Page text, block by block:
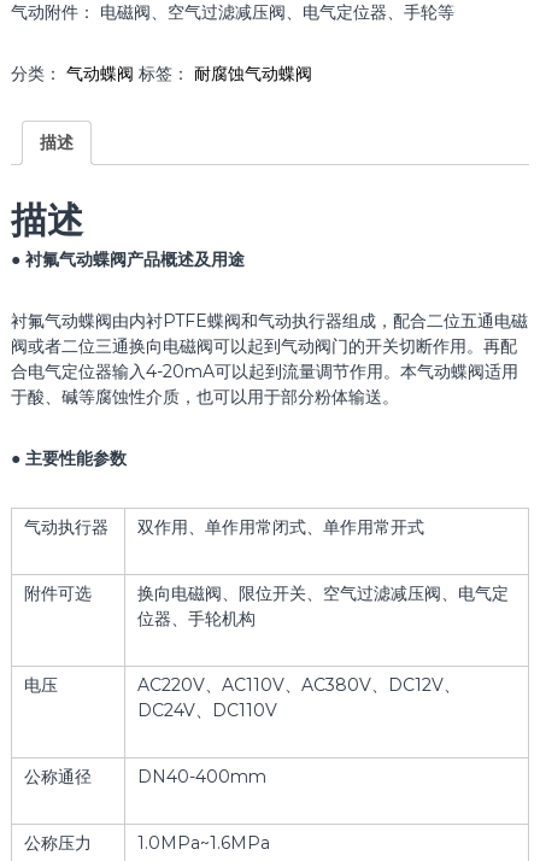
气动附件： 电磁阀、空气过滤减压阀、电气定位器、手轮等
分类： 气动蝶阀 标签： 耐腐蚀气动蝶阀
描述
描述
● 衬氟气动蝶阀产品概述及用途
衬氟气动蝶阀由内衬PTFE蝶阀和气动执行器组成，配合二位五通电磁
阀或者二位三通换向电磁阀可以起到气动阀门的开关切断作用。再配
合电气定位器输入4-20mA可以起到流量调节作用。本气动蝶阀适用
于酸、碱等腐蚀性介质，也可以用于部分粉体输送。
● 主要性能参数
气动执行器 双作用、单作用常闭式、单作用常开式
附件可选
换向电磁阀、限位开关、空气过滤减压阀、电气定
位器、手轮机构
电压
AC220V、AC110V、AC380V、DC12V、
DC24V、DC110V
公称通径 DN40-400mm
公称压力 1.0MPa~1.6MPa